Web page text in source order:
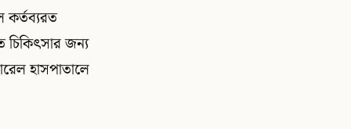
কর্তব্যরত
জন্য
হাসপাতালে